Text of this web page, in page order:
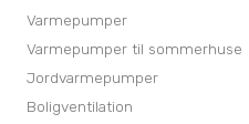
Varmepumper
Varmepumper til sommerhuse
Jordvarmepumper
Boligventilation